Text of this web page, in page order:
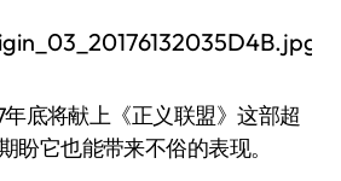
底将献上《正义联盟》这部超
盼它也能带来不俗的表现。